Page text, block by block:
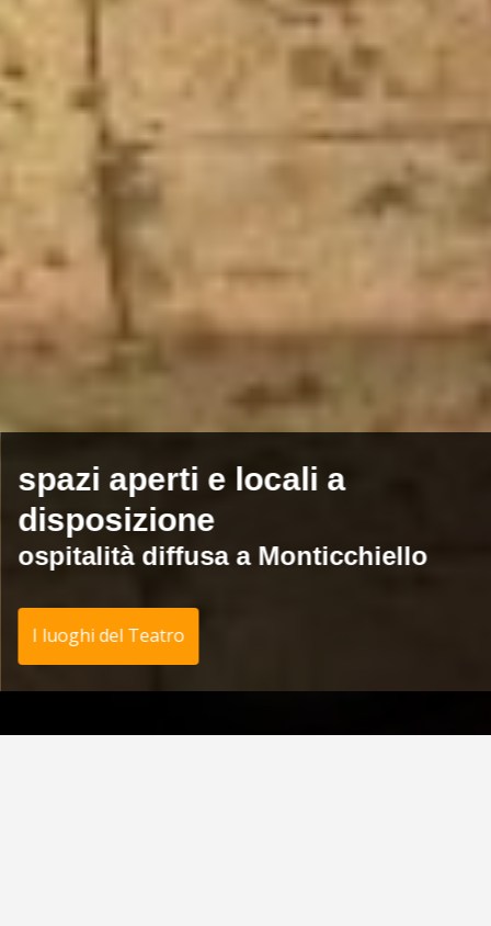
spazi aperti e locali a
disposizione
ospitalità diffusa a Monticchiello
I luoghi del Teatro